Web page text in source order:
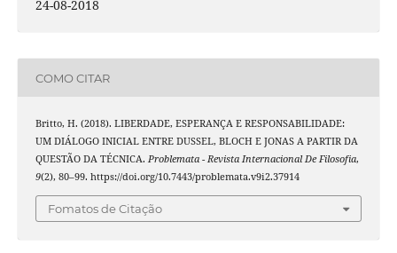
24-08-2018
COMO CITAR
Britto, H. (2018). LIBERDADE, ESPERANÇA E RESPONSABILIDADE:
UM DIÁLOGO INICIAL ENTRE DUSSEL, BLOCH E JONAS A PARTIR DA
QUESTÃO DA TÉCNICA. Problemata - Revista Internacional De Filosofia,
9(2), 80–99. https://doi.org/10.7443/problemata.v9i2.37914
Fomatos de Citação